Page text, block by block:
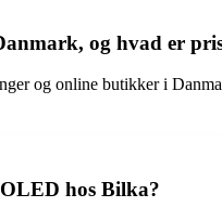
og hvad er
og online butikker i
hos Bilka?